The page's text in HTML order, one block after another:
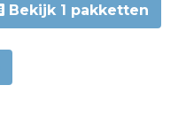
Bekijk 1 pakketten